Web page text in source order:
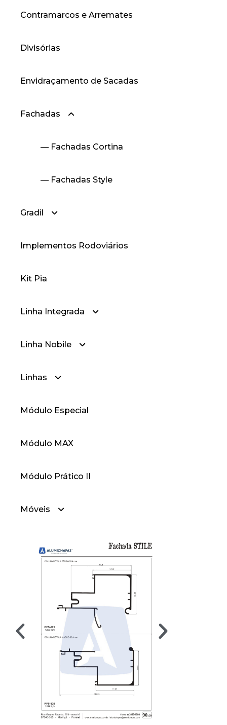
— Cantoneiras Abas Iguais
Contramarcos e Arremates
Divisórias
Envidraçamento de Sacadas
Fachadas
— Fachadas Cortina
— Fachadas Style
Gradil
— Gradil
— Gradil Prime
Implementos Rodoviários
Kit Pia
Linha Integrada
— Linha Integrada
— Linha Integrada Nobile 2.5
— Linha Integrada Nobile 3.2
Linha Nobile
— Nobile 2.0
— Nobile 2.5
— Nobile 3.2
Linhas
— Linha 25
— Linha 25 90 Graus
— Linha 42
— Linha 30
Módulo Especial
Módulo MAX
Módulo Prático II
Móveis
— Móveis Cabideiros
— Móveis Divisores
— Móveis Portas
— Móveis Portas 90 Graus
— Móveis Puxadores
— Móveis Testeira